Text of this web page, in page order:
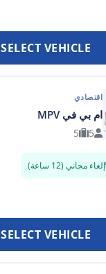
SELECT VEHICLE
اقتصادي
ام بي في MPV
5
5
إلغاء مجاني (12 ساعة)
SELECT VEHICLE